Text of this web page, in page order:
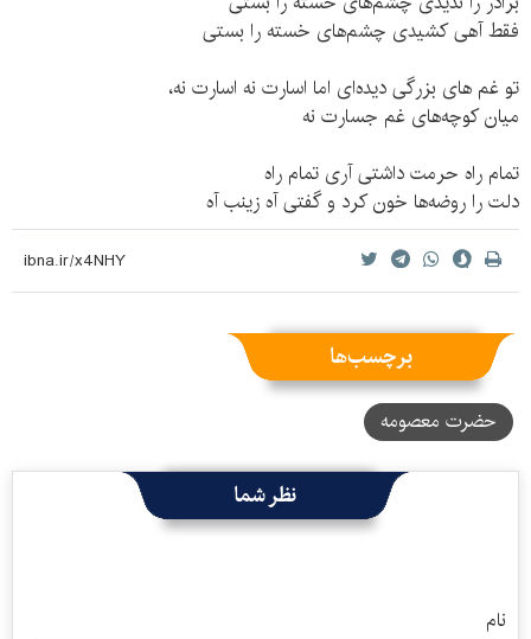
فقط آهی کشیدی چشم‌های خسته را بستی
تو غم های بزرگی دیده‌ای اما اسارت نه اسارت نه،
میان کوچه‌های غم جسارت نه
تمام راه حرمت داشتی آری تمام راه
دلت را روضه‌ها خون کرد و گفتی آه زینب آه
برچسب‌ها
حضرت معصومه
نظر شما
نام